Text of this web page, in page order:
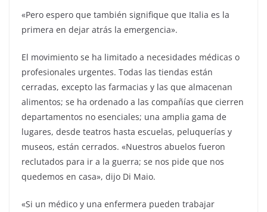
«Pero espero que también signifique que Italia es la
primera en dejar atrás la emergencia».
El movimiento se ha limitado a necesidades médicas o
profesionales urgentes. Todas las tiendas están
cerradas, excepto las farmacias y las que almacenan
alimentos; se ha ordenado a las compañías que cierren
departamentos no esenciales; una amplia gama de
lugares, desde teatros hasta escuelas, peluquerías y
museos, están cerrados. «Nuestros abuelos fueron
reclutados para ir a la guerra; se nos pide que nos
quedemos en casa», dijo Di Maio.
«Si un médico y una enfermera pueden trabajar